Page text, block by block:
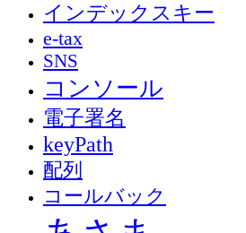
インデックスキー
e-tax
SNS
コンソール
電子署名
keyPath
配列
コールバック